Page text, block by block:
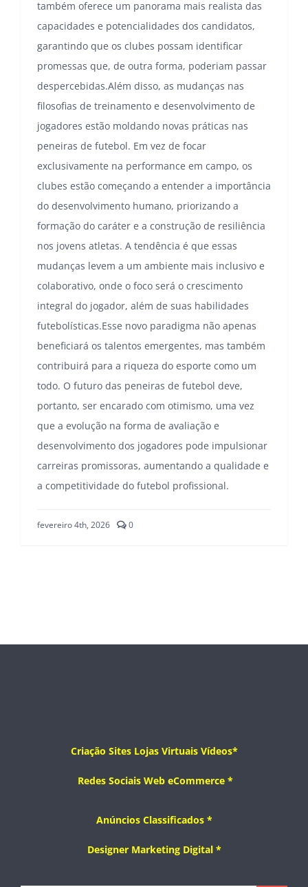
fevereiro 4th, 2026 0comments
Criação Sites Lojas VirtuaisVídeos*
Redes Sociais Web eCommerce *
Anúncios Classificados *
Designer Marketing Digital *